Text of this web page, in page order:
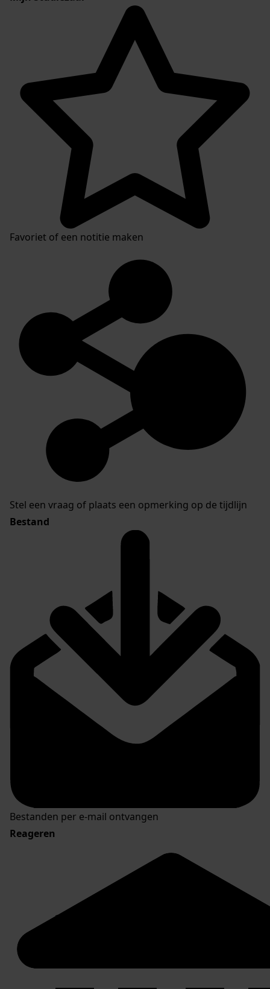
Favoriet of een notitie maken
Stel een vraag of plaats een opmerking op de tijdlijn
Bestand
Bestanden per e-mail ontvangen
Reageren